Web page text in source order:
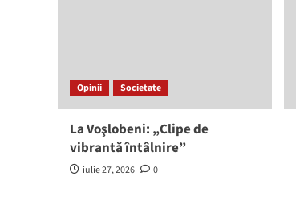
Opinii Societate
La Voşlobeni: „Clipe de
vibrantă întâlnire”
iulie 27, 2026 0